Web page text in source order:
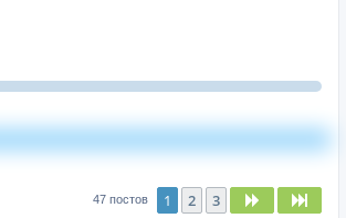
47 постов 1 2 3 След.